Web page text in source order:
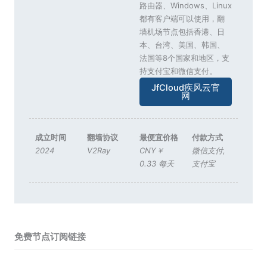
路由器、Windows、Linux
都有客户端可以使用，翻
墙机场节点包括香港、日
本、台湾、美国、韩国、
法国等8个国家和地区，支
持支付宝和微信支付。
JfCloud疾风云官
网
成立时间
2024
翻墙协议
V2Ray
最便宜价格
CNY￥
0.33 每天
付款方式
微信支付,
支付宝
免费节点订阅链接